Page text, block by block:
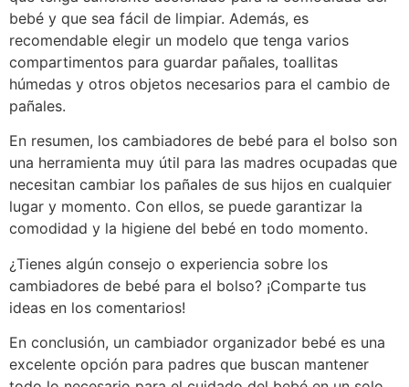
bebé y que sea fácil de limpiar. Además, es
recomendable elegir un modelo que tenga varios
compartimentos para guardar pañales, toallitas
húmedas y otros objetos necesarios para el cambio de
pañales.
En resumen, los cambiadores de bebé para el bolso son
una herramienta muy útil para las madres ocupadas que
necesitan cambiar los pañales de sus hijos en cualquier
lugar y momento. Con ellos, se puede garantizar la
comodidad y la higiene del bebé en todo momento.
¿Tienes algún consejo o experiencia sobre los
cambiadores de bebé para el bolso? ¡Comparte tus
ideas en los comentarios!
En conclusión, un cambiador organizador bebé es una
excelente opción para padres que buscan mantener